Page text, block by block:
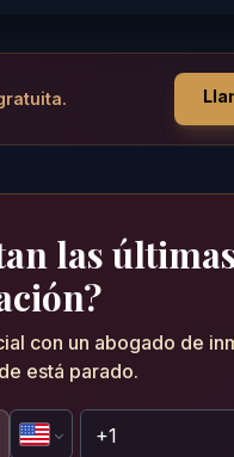
las
con un abogado de
está parado.